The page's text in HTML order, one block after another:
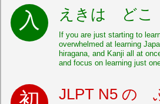
えきは どこ
If you are just starting to
overwhelmed at learning
hiragana, and Kanji all at
and focus on learning just
JLPT N5 の